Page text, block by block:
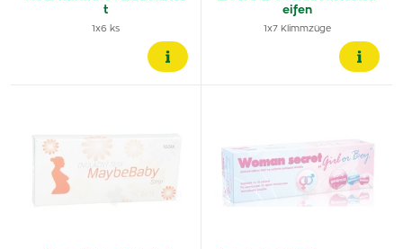
t
1x6 ks
eifen
1x7 Klimmzüge